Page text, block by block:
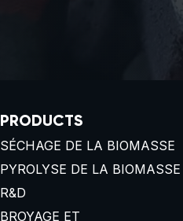
PRODUCTS
SÉCHAGE DE LA BIOMASSE
PYROLYSE DE LA BIOMASSE
R&D
BROYAGE ET